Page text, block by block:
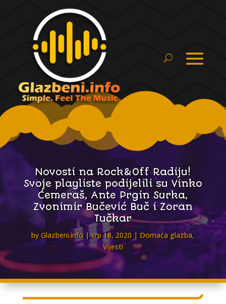
Novosti na Rock&Off Radiju!
Svoje playliste podijelili su Vinko
Ćemeraš, Ante Prgin Surka,
Zvonimir Bučević Buč i Zoran
Tučkar
byGlazbeni.info srp 18, 2020 Domaća glazba,
Vijesti